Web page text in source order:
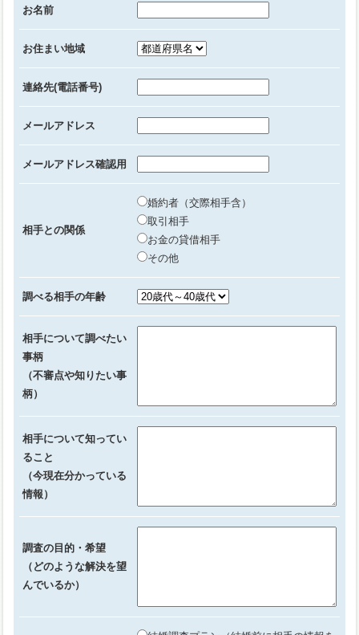
お名前
お住まい地域
連絡先(電話番号)
メールアドレス
メールアドレス確認用
相手との関係
婚約者（交際相手含）
取引相手
お金の貸借相手
その他
調べる相手の年齢
相手について調べたい
事柄
（不審点や知りたい事
柄）
相手について知ってい
ること
（今現在分かっている
情報）
調査の目的・希望
（どのような解決を望
んでいるか）